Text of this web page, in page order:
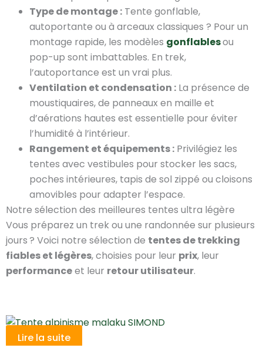
Type de montage : Tente gonflable,
autoportante ou à arceaux classiques ? Pour un
montage rapide, les modèles gonflablesou
pop-up sont imbattables. En trek,
l’autoportance est un vrai plus.
Ventilation et condensation : La présence de
moustiquaires, de panneaux en maille et
d’aérations hautes est essentielle pour éviter
l’humidité à l’intérieur.
Rangement et équipements : Privilégiez les
tentes avec vestibules pour stocker les sacs,
poches intérieures, tapis de sol zippé ou cloisons
amovibles pour adapter l’espace.
Notre sélection des meilleures tentes ultra légère
Vous préparez un trek ou une randonnée sur plusieurs
jours ? Voici notre sélection de tentes de trekking
fiables et légères, choisies pour leur prix, leur
performanceet leur retour utilisateur.